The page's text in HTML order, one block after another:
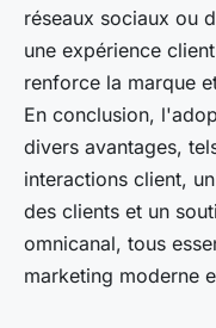
réseaux sociaux ou
une expérience
renforce la marque
En conclusion,
divers avantages,
interactions client,
des clients et un
omnicanal, tous
marketing moderne